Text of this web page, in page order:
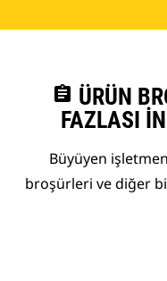
assignment ÜRÜN
FAZLASI
Büyüyen
broşürleri ve diğer